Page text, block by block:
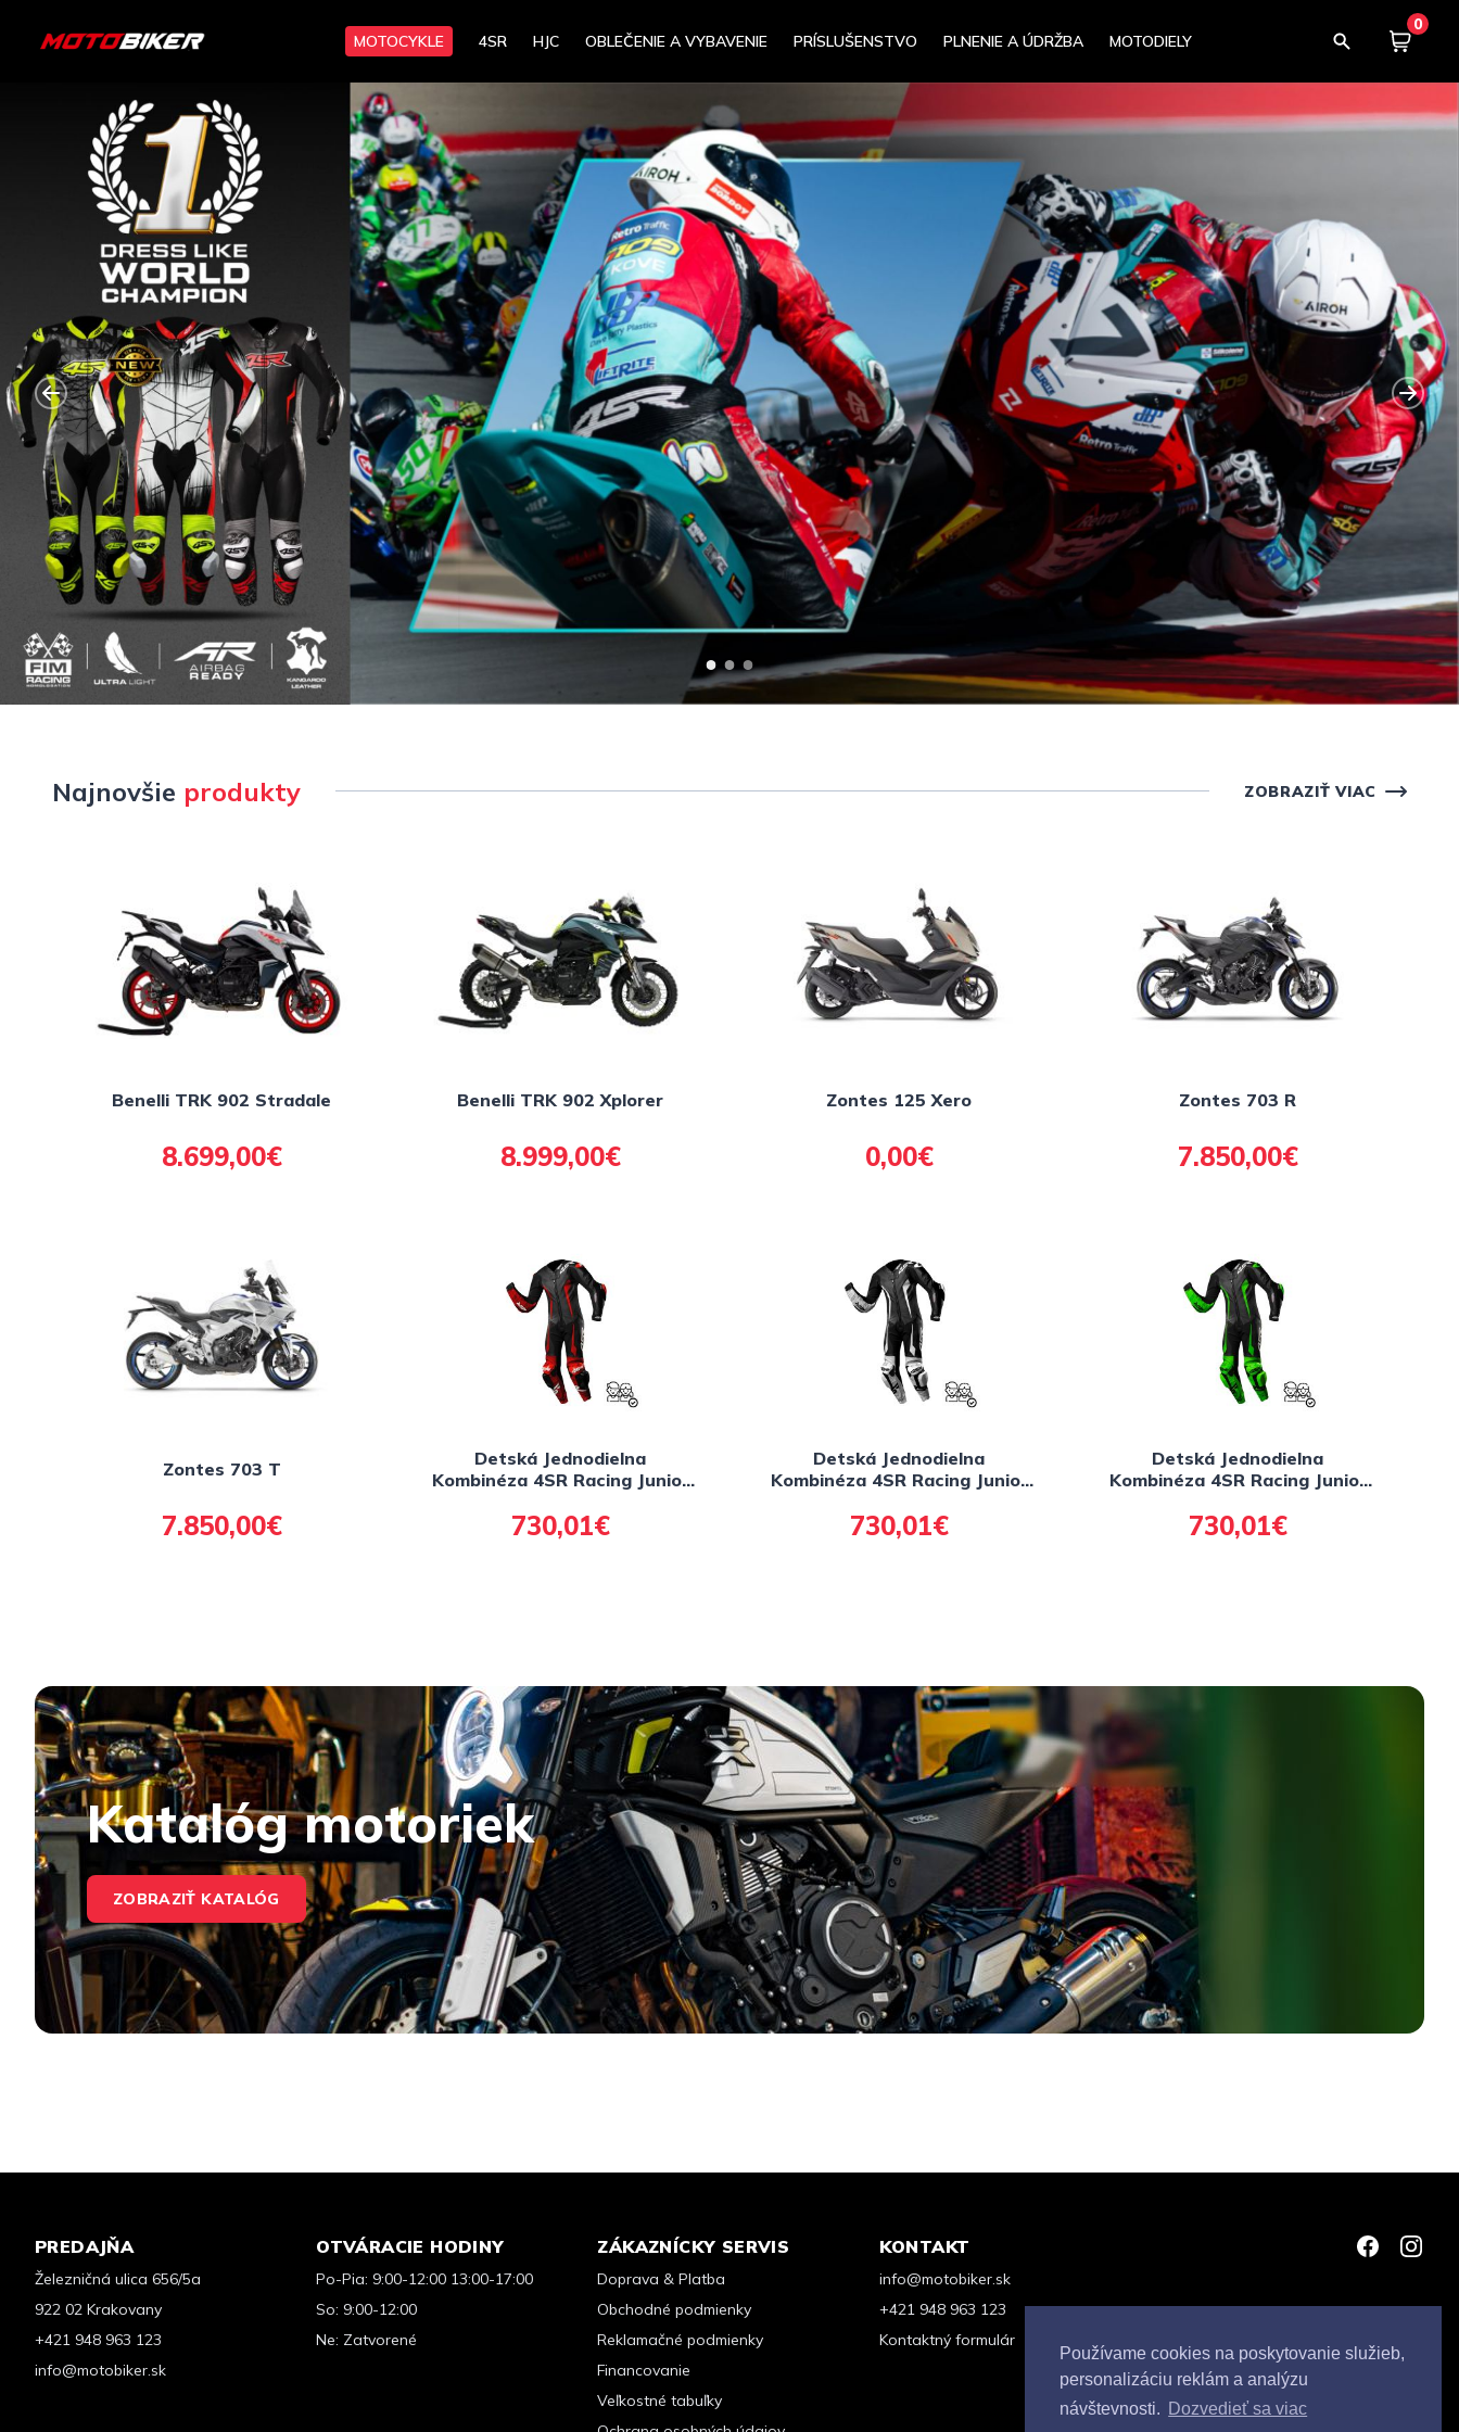
Používame cookies na poskytovanie služieb,
personalizáciu reklám a analýzu
návštevnosti. Dozvedieť sa viac
MOTOCYKLE 4SR HJC OBLEČENIE A VYBAVENIE PRÍSLUŠENSTVO PLNENIE A ÚDRŽBA MOTODIELY
0
Košík
Najnovšie produkty ZOBRAZIŤ VIAC
Benelli TRK 902 Stradale
8.699,00€
Benelli TRK 902 Xplorer
8.999,00€
Zontes 125 Xero
0,00€
Zontes 703 R
7.850,00€
Zontes 703 T
7.850,00€
Detská Jednodielna
Kombinéza 4SR Racing Junior
730,01€
Detská Jednodielna
Kombinéza 4SR Racing Junior
730,01€
Detská Jednodielna
Kombinéza 4SR Racing Junior
730,01€
Katalóg motoriek
ZOBRAZIŤ KATALÓG
PREDAJŇA
Železničná ulica 656/5a
922 02 Krakovany
+421 948 963 123
info@motobiker.sk
OTVÁRACIE HODINY
Po-Pia: 9:00-12:00 13:00-17:00
So: 9:00-12:00
Ne: Zatvorené
ZÁKAZNÍCKY SERVIS
Doprava & Platba
Obchodné podmienky
Reklamačné podmienky
Financovanie
Veľkostné tabuľky
KONTAKT
info@motobiker.sk
+421 948 963 123
Kontaktný formulár